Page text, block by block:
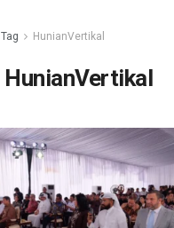
Tag HunianVertikal
HunianVertikal